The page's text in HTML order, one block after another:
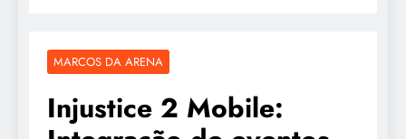
MARCOS DA ARENA
Injustice 2 Mobile: